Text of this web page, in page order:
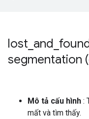
lost and
segmentation
Mô tả cấu hình :
mất và tìm thấy.